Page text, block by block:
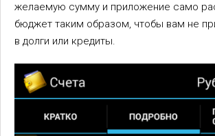
желаемую сумму и приложение само
бюджет таким образом, чтобы вам не
в долги или кредиты.